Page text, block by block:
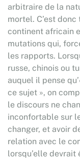
arbitraire de la
mortel. C’est
continent africain
mutations qui,
les rapports.
russe, chinois ou
auquel il pense
ce sujet », on
le discours ne
inconfortable sur
changer, et avoir
relation avec le
lorsqu’elle devrait